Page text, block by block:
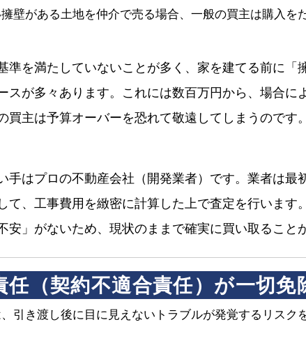
壁がある土地を仲介で売る場合、一般の買主は購入を
準を満たしていないことが多く、家を建てる前に「
スが多々あります。これには数百万円から、場合に
買主は予算オーバーを恐れて敬遠してしまうのです。
手はプロの不動産会社（開発業者）です。業者は最
て、工事費用を緻密に計算した上で査定を行います
安」がないため、現状のままで確実に買い取ること
任（契約不適合責任）が一切免
引き渡し後に目に見えないトラブルが発覚するリスク